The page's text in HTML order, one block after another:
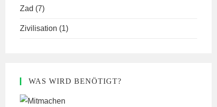
Zad (7)
Zivilisation (1)
WAS WIRD BENÖTIGT?